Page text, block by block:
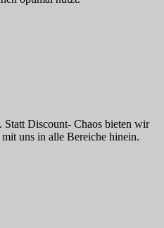
Discount- Chaos bieten wir
uns in alle Bereiche hinein.